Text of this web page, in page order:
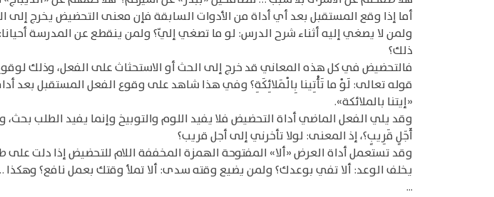
أما إذا وقع المستقبل بعد أي أداة من الأدوات السابقة فإن معنى التحضيض يخرج
ولمن لا يصغي إليه أثناء شرح الدرس: لو ما تصغي إليّ؟ ولمن ينقطع عن المدرسة
ذلك؟
فالتحضيض في كل هذه المعاني قد خرج إلى الحث أو الاستحثاث على الفعل، وذلك
قوله تعالى: لَوْ ما تَأْتِينا بِالْمَلائِكَةِ؟ وفي هذا شاهد على وقوع الفعل المستقبل بعد
«إيتنا بالملائكة».
وقد يلي الفعل الماضي أداة التحضيض فلا يفيد اللوم والتوبيخ وإنما يفيد الطلب
أَجَلٍ قَرِيبٍ؟، إذ المعنى: لولا تأخرني إلى أجل قريب؟
وقد تستعمل أداة العرض «ألا» المفتوحة الهمزة المخففة اللام للتحضيض إذا دلت
يخلف الوعد: ألا تفي بوعدك؟ ولمن يضيع وقته سدى: ألا تملأ وقتك بعمل نافع؟ وهكذا
...